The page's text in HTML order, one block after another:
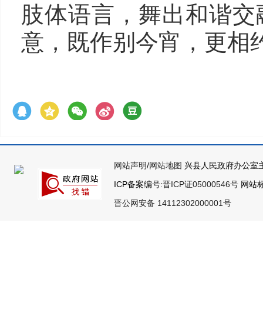
肢体语言，舞出和谐
意，既作别今宵，更相
网站声明/网站地图 兴县人民政府办公室
ICP备案编号:晋ICP证05000546号 网站
晋公网安备 14112302000001号